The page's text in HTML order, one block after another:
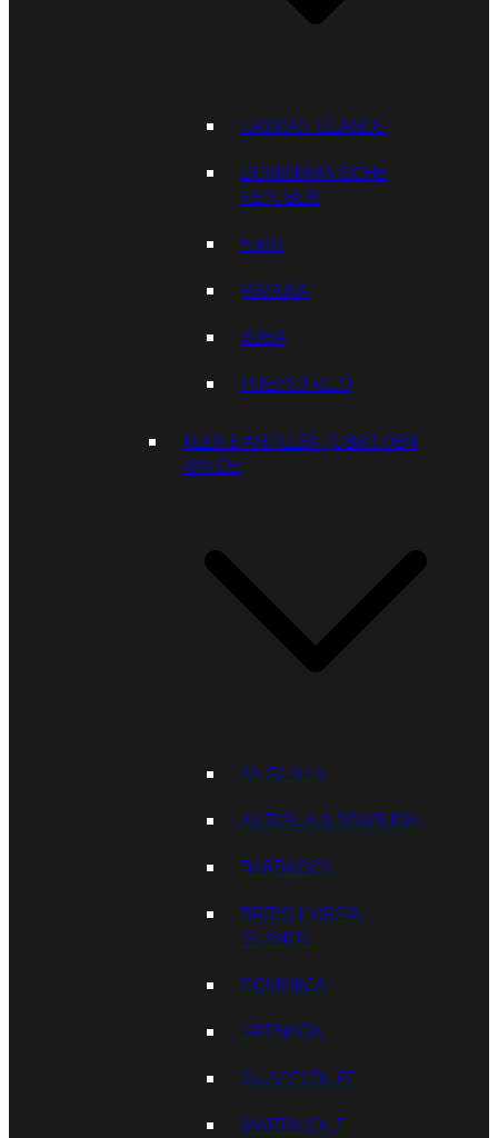
CAYMAN ISLANDS
DOMINIKANISCHE
REPUBLIK
HAITI
JAMAIKA
KUBA
PUERTO RICO
KLEINE ANTILLEN (ÜBER DEN
WINDE)
ANGUILLA
ANTIGUA & BARBUDA
BARBADOS
BRITISH VIRGIN
ISLANDS
DOMINICA
GRENADA
GUADELOUPE
MARTINIQUE